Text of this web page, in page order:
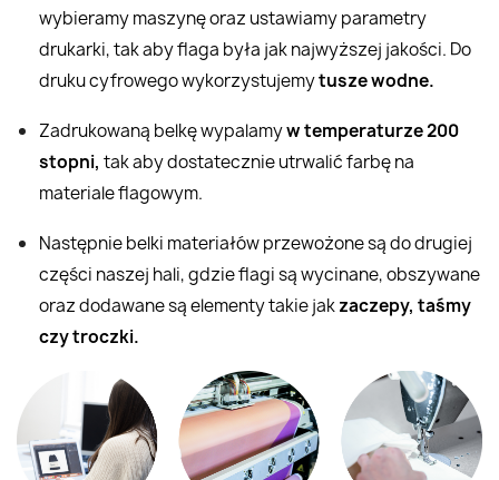
wybieramy maszynę oraz ustawiamy parametry
drukarki, tak aby flaga była jak najwyższej jakości. Do
druku cyfrowego wykorzystujemytusze wodne.
Zadrukowaną belkę wypalamyw temperaturze 200
stopni, tak aby dostatecznie utrwalić farbę na
materiale flagowym.
Następnie belki materiałów przewożone są do drugiej
części naszej hali, gdzie flagi są wycinane, obszywane
oraz dodawane są elementy takie jakzaczepy, taśmy
czy troczki.